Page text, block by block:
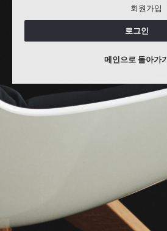
회원가입
로그인
메인으로 돌아가기